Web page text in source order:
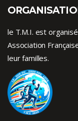
le T.M.I. est
Association
leur familles.